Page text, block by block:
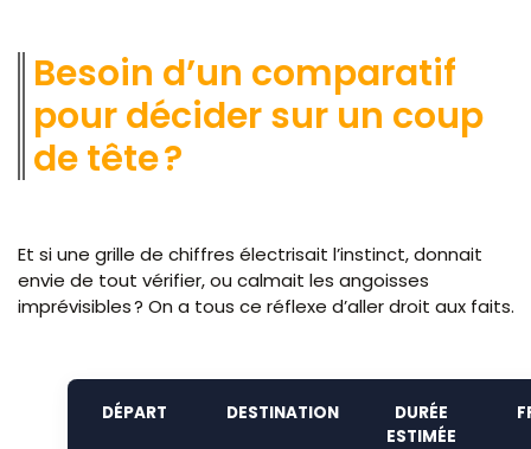
Besoin d’un comparatif
pour décider sur un coup
de tête ?
Et si une grille de chiffres électrisait l’instinct, donnait
envie de tout vérifier, ou calmait les angoisses
imprévisibles ? On a tous ce réflexe d’aller droit aux faits.
DÉPART DESTINATION
DURÉE
ESTIMÉE